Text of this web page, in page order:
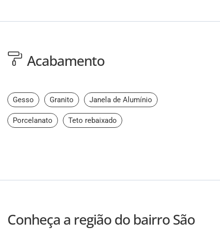
Acabamento
Gesso Granito Janela de Alumínio
Porcelanato Teto rebaixado
Conheça a região do bairro São